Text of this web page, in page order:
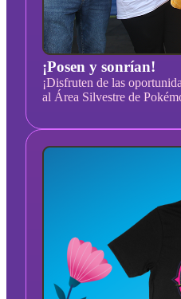
¡Posen y sonrían!
¡Disfruten de las
al Área Silvestre de